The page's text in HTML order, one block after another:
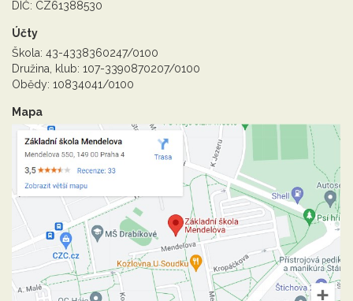
DIČ: CZ61388530
Účty
Škola: 43-4338360247/0100
Družina, klub: 107-3390870207/0100
Obědy: 10834041/0100
Mapa